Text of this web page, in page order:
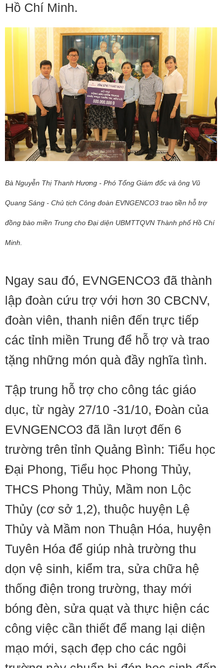
Hồ Chí Minh.
Bà Nguyễn Thị Thanh Hương - Phó Tổng Giám đốc và ông Vũ
Quang Sáng - Chủ tịch Công đoàn EVNGENCO3 trao tiền hỗ trợ
đồng bào miền Trung cho Đại diện UBMTTQVN Thành phố Hồ Chí
Minh.
Ngay sau đó, EVNGENCO3 đã thành
lập đoàn cứu trợ với hơn 30 CBCNV,
đoàn viên, thanh niên đến trực tiếp
các tỉnh miền Trung để hỗ trợ và trao
tặng những món quà đầy nghĩa tình.
Tập trung hỗ trợ cho công tác giáo
dục, từ ngày 27/10 -31/10, Đoàn của
EVNGENCO3 đã lần lượt đến 6
trường trên tỉnh Quảng Bình: Tiểu học
Đại Phong, Tiểu học Phong Thủy,
THCS Phong Thủy, Mầm non Lộc
Thủy (cơ sở 1,2), thuộc huyện Lệ
Thủy và Mầm non Thuận Hóa, huyện
Tuyên Hóa để giúp nhà trường thu
dọn vệ sinh, kiểm tra, sửa chữa hệ
thống điện trong trường, thay mới
bóng đèn, sửa quạt và thực hiện các
công việc cần thiết để mang lại diện
mạo mới, sạch đẹp cho các ngôi